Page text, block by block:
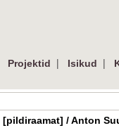
Projektid | Isikud |
/ Anton